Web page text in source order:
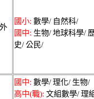
國小: 數學/ 自然科/
國中: 生物/ 地球科學/
史/ 公民/
國中: 數學/ 理化/ 生物/
高中(職): 文組數學/ 理